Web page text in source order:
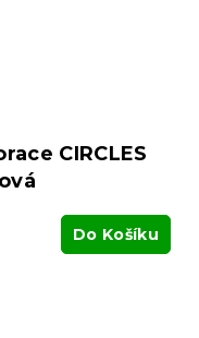
CIRCLES
Do Košíku